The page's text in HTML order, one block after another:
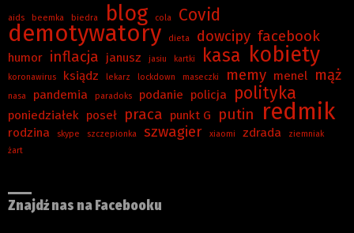
aids beemka biedra blog cola Covid
demotywatory dieta dowcipy facebook
humor inflacja janusz jasiu kartki kasa kobiety
koronawirus ksiądz lekarz lockdown maseczki memy menel mąż
nasa pandemia paradoks podanie policja polityka
poniedziałek poseł praca punkt G putin redmik
rodzina skype szczepionka szwagier xiaomi zdrada
ziemniak
żart
Znajdź nas na Facebooku